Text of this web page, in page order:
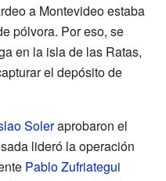
a Montevideo estaba
pólvora. Por eso, se
en la isla de las Ratas,
el depósito de
Soleraprobaron el
lideró la operación
Pablo Zufriategui